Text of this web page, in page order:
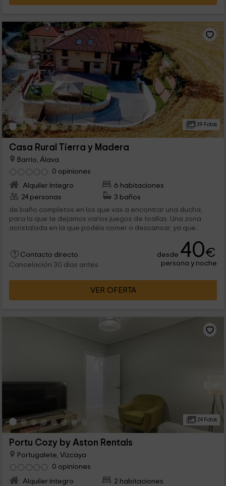
39 Fotos
Casa Rural Tierra y Madera
Barrio, Álava
0 opiniones
Alquiler íntegro
6 habitaciones
24 personas
3 baños
de baño completos en los que vas a encontrar una ducha,
para la que te dejamos varios juegos de toallas. Una zona
acristalada en la que podéis comer o descansar, ya que
Contacto directo
Cancelación 30 días antes
desde 40€
persona y noche
VER OFERTA
24 Fotos
Portu Cozy by Aston Rentals
Portugalete, Vizcaya
0 opiniones
Alquiler íntegro
2 habitaciones